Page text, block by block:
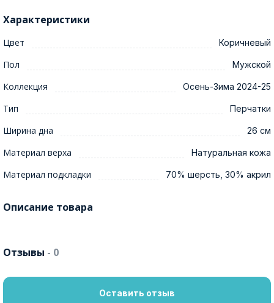
Характеристики
Цвет Коричневый
Пол Мужской
Коллекция Осень-Зима 2024-25
Тип Перчатки
Ширина дна 26 см
Материал верха Натуральная кожа
Материал подкладки 70% шерсть, 30% акрил
Описание товара
Отзывы - 0
Оставить отзыв